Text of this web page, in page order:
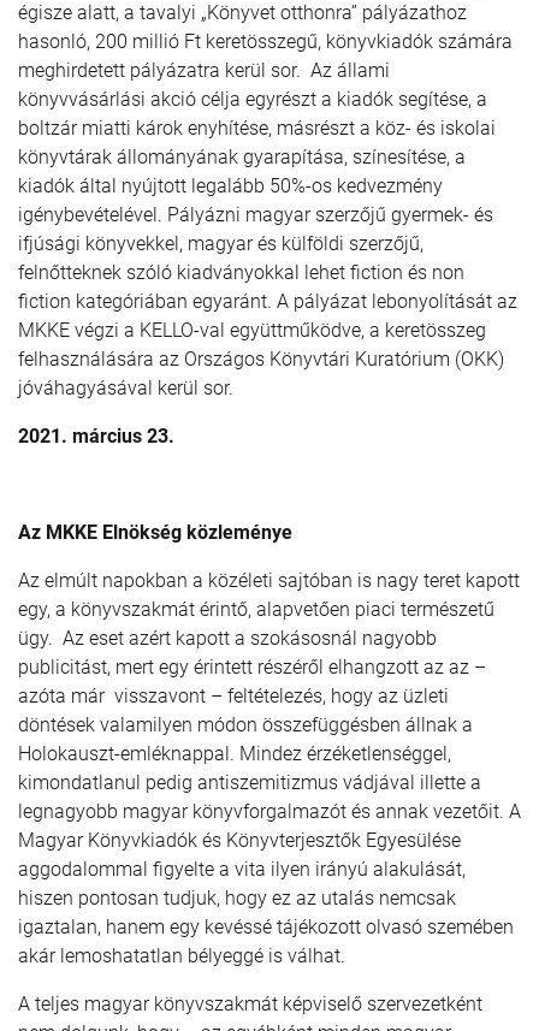
égisze alatt, a tavalyi „Könyvet otthonra” pályázathoz
hasonló, 200 millió Ft keretösszegű, könyvkiadók számára
meghirdetett pályázatra kerül sor. Az állami
könyvvásárlási akció célja egyrészt a kiadók segítése, a
boltzár miatti károk enyhítése, másrészt a köz- és iskolai
könyvtárak állományának gyarapítása, színesítése, a
kiadók által nyújtott legalább 50%-os kedvezmény
igénybevételével. Pályázni magyar szerzőjű gyermek- és
ifjúsági könyvekkel, magyar és külföldi szerzőjű,
felnőtteknek szóló kiadványokkal lehet fiction és non
fiction kategóriában egyaránt. A pályázat lebonyolítását az
MKKE végzi a KELLO-val együttműködve, a keretösszeg
felhasználására az Országos Könyvtári Kuratórium (OKK)
jóváhagyásával kerül sor.
2021. március 23.
Az MKKE Elnökség közleménye
Az elmúlt napokban a közéleti sajtóban is nagy teret kapott
egy, a könyvszakmát érintő, alapvetően piaci természetű
ügy. Az eset azért kapott a szokásosnál nagyobb
publicitást, mert egy érintett részéről elhangzott az az –
azóta már visszavont – feltételezés, hogy az üzleti
döntések valamilyen módon összefüggésben állnak a
Holokauszt-emléknappal. Mindez érzéketlenséggel,
kimondatlanul pedig antiszemitizmus vádjával illette a
legnagyobb magyar könyvforgalmazót és annak vezetőit. A
Magyar Könyvkiadók és Könyvterjesztők Egyesülése
aggodalommal figyelte a vita ilyen irányú alakulását,
hiszen pontosan tudjuk, hogy ez az utalás nemcsak
igaztalan, hanem egy kevéssé tájékozott olvasó szemében
akár lemoshatatlan bélyeggé is válhat.
A teljes magyar könyvszakmát képviselő szervezetként